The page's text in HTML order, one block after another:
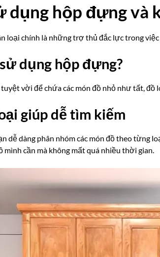
dụng hộp đựng và
loại chính là những trợ thủ đắc lực trong
dụng hộp đựng?
vời để chứa các món đồ nhỏ như tất, đồ
giúp dễ tìm kiếm
dễ dàng phân nhóm các món đồ theo từng
mình cần mà không mất quá nhiều thời gian.